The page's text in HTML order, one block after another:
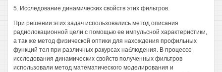
5. Исследование динамических свойств этих фильтров.
При решении этих задач использовались метод описания
радиолокационной цели с помощью ее импульсной характеристики,
а так же метод физической оптики для нахождения профильных
функций тел при различных ракурсах наблюдения. В процессе
исследования динамических свойств полученных фильтров
использовали метод математического моделирования и